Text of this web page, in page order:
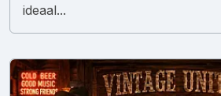
ideaal...